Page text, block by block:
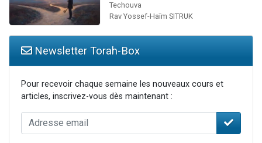
Techouva
Rav Yossef-Haïm SITRUK
Newsletter Torah-Box
Pour recevoir chaque semaine les nouveaux cours et
articles, inscrivez-vous dès maintenant :